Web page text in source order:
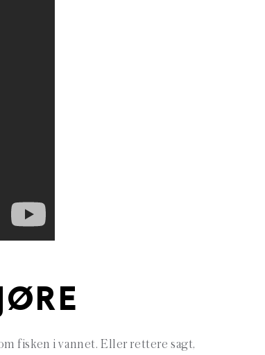
fisken i vannet. Eller rettere sagt,